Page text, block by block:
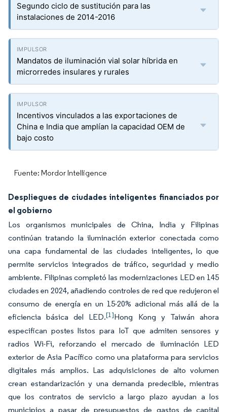
Segundo ciclo de sustitución para las
instalaciones de 2014-2016
Mandatos de iluminación vial solar híbrida en
microrredes insulares y rurales
Incentivos vinculados a las exportaciones de
China e India que amplían la capacidad OEM de
bajo costo
Fuente: Mordor Intelligence
Despliegues de ciudades inteligentes financiados por
el gobierno
Los organismos municipales de China, India y Filipinas
continúan tratando la iluminación exterior conectada como
una capa fundamental de las ciudades inteligentes, lo que
permite servicios integrados de tráfico, seguridad y medio
ambiente. Filipinas completó las modernizaciones LED en 145
ciudades en 2024, añadiendo controles de red que redujeron el
consumo de energía en un 15-20% adicional más allá de la
eficiencia básica del LED.[1]Hong Kong y Taiwán ahora
especifican postes listos para IoT que admiten sensores y
radios Wi-Fi, reforzando el mercado de iluminación LED
exterior de Asia Pacífico como una plataforma para servicios
digitales más amplios. Las adquisiciones de alto volumen
crean estandarización y una demanda predecible, mientras
que los contratos de servicio a largo plazo ayudan a los
municipios a pasar de presupuestos de gastos de capital